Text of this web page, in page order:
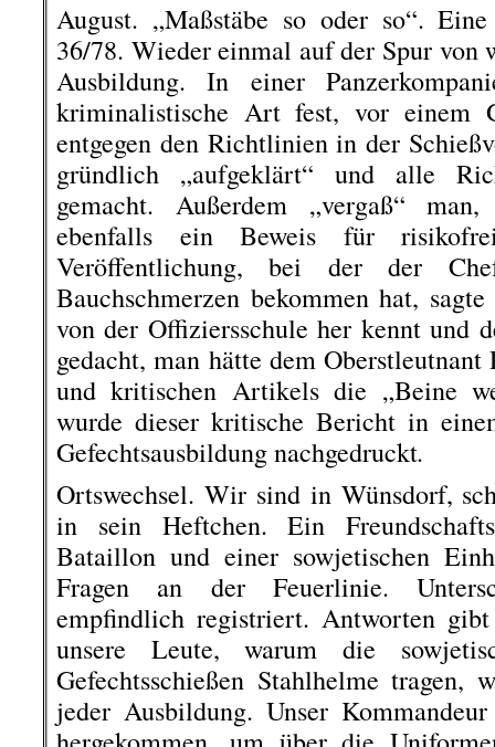
August. „Maßstäbe so oder so“.
36/78. Wieder einmal auf der Spur
Ausbildung. In einer
kriminalistische Art fest, vor einem
entgegen den Richtlinien in der
gründlich „aufgeklärt“ und alle
gemacht. Außerdem „vergaß“
ebenfalls ein Beweis für
Veröffentlichung, bei der der
Bauchschmerzen bekommen hat,
von der Offiziersschule her kennt und
gedacht, man hätte dem Oberstleutnant
und kritischen Artikels die „Beine
wurde dieser kritische Bericht in
Gefechtsausbildung nachgedruckt.
Ortswechsel. Wir sind in Wünsdorf,
in sein Heftchen. Ein
Bataillon und einer sowjetischen
Fragen an der Feuerlinie.
empfindlich registriert. Antworten
unsere Leute, warum die
Gefechtsschießen Stahlhelme
jeder Ausbildung. Unser